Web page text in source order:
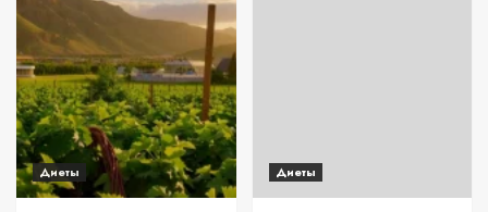
Диеты Диеты